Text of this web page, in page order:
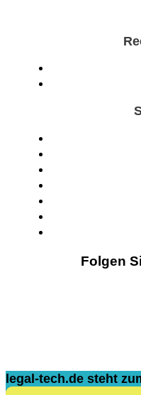
Folgen
legal-tech.de steht